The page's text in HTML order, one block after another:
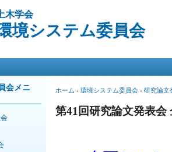
に
動
木学会
境システム委員会
会メニ
現在地
ホーム › 環境システム委員会 › 研究論文
第41回研究論文発表会